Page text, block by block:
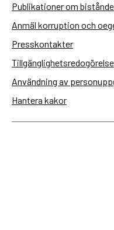
Publikationer om
Anmäl korruption och
Presskontakter
Tillgänglighetsredogörelse
Användning av
Hantera kakor